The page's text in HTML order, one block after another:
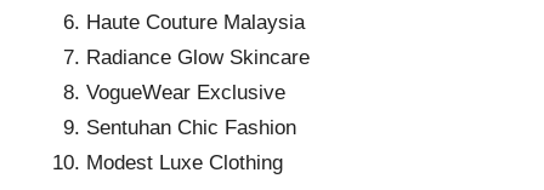
Haute Couture Malaysia
Radiance Glow Skincare
VogueWear Exclusive
Sentuhan Chic Fashion
Modest Luxe Clothing